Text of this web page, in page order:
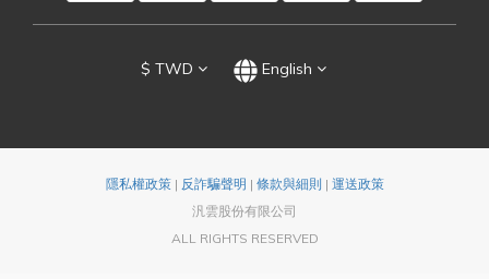
$ TWD English
隱私權政策| 反詐騙聲明 | 條款與細則 | 運送政策
汎雲股份有限公司
ALL RIGHTS RESERVED